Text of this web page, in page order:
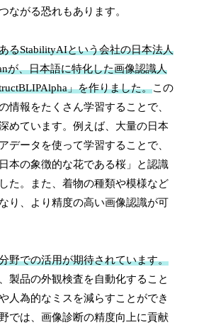
ながる恐れもあります。
るStabilityAIという会社の日本法人
が、日本語に特化した画像認識人
」を作りました。この
情報をたくさん学習することで、
めています。例えば、大量の日本
データを使って学習することで、
本の象徴的な花である桜」と認識
た。また、着物の種類や模様など
り、より精度の高い画像認識が可
野での活用が期待されています。
製品の外観検査を自動化すること
人為的なミスを減らすことができ
では、画像診断の精度向上に貢献